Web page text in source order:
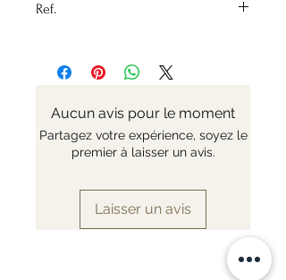
cuisinières et le four
Matériaux - Acier inoxydable
Poignée fixe ou amovible - Fixe
Diamètre - Ø 16cm
Ref.
Aucun avis pour le moment
Partagez votre expérience, soyez le
premier à laisser un avis.
Laisser un avis